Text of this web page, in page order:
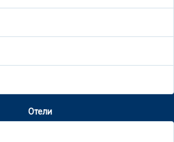
Отели